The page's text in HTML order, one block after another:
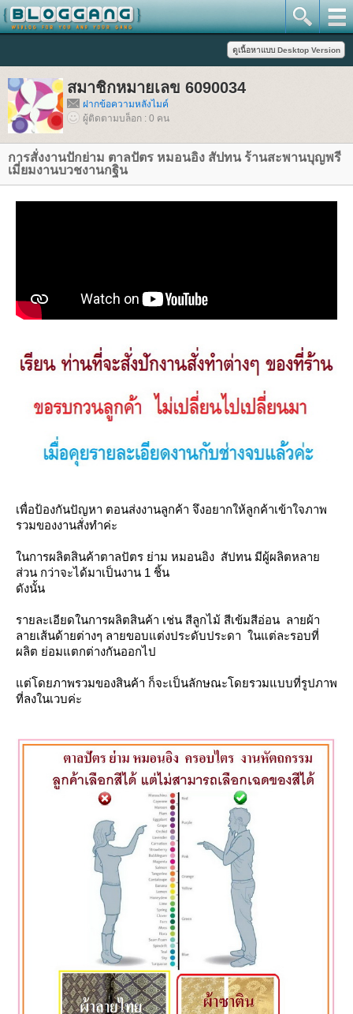
สมาชิกหมายเลข 6090034
ฝากข้อความหลังไมค์
ผู้ติดตามบล็อก : 0 คน
การสั่งงานปักย่าม ตาลปัตร หมอนอิง สัปทน ร้านสะพานบุญพรี
เมี่ยมงานบวชงานกฐิน
เพื่อป้องกันปัญหา ตอนส่งงานลูกค้า จึงอยากให้ลูกค้าเข้าใจภาพ
รวมของงานสั่งทำค่ะ
นการผลิตสินค้าตาลปัตร ย่าม หมอนอิง สัปทน มีผู้ผลิตหลา
ส่วน กว่าจะได้มาเป็นงาน 1 ชิ้น
ดังนั้น
รายละเอียดในการผลิตสินค้า เช่น สีลูกไม้ สีเข้มสีอ่อน ลายผ้า
ลายเส้นด้ายต่างๆ ลายขอบแต่งประดับประดา ในแต่ละรอบที่
ผลิต ย่อมแตกต่างกันออกไป
ต่โดยภาพรวมของสินค้า ก็จะเป็นลักษณะโดยรวมแบบที่รูปภาพ
ที่ลงในเวบค่ะ